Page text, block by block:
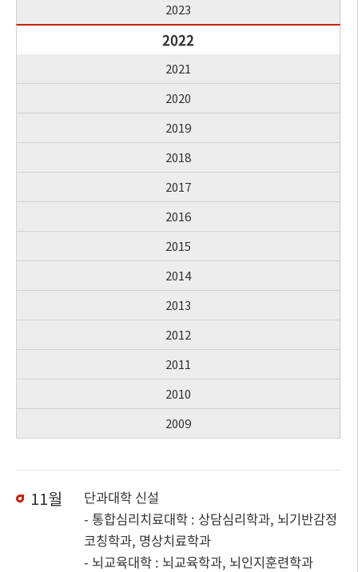
2023
2022
2021
2020
2019
2018
2017
2016
2015
2014
2013
2012
2011
2010
2009
11월
단과대학 신설
- 통합심리치료대학 : 상담심리학과, 뇌기반감정
코칭학과, 명상치료학과
- 뇌교육대학 : 뇌교육학과, 뇌인지훈련학과